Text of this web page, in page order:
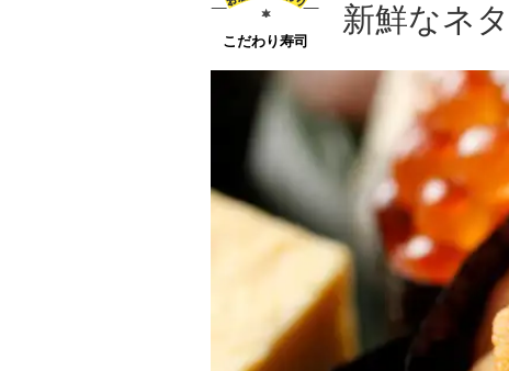
こだわり寿司
新鮮なネ